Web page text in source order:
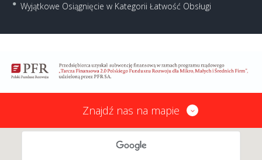
Wyjątkowe Osiągnięcie w Kategorii Łatwość Obsługi
Znajdź nas na mapie